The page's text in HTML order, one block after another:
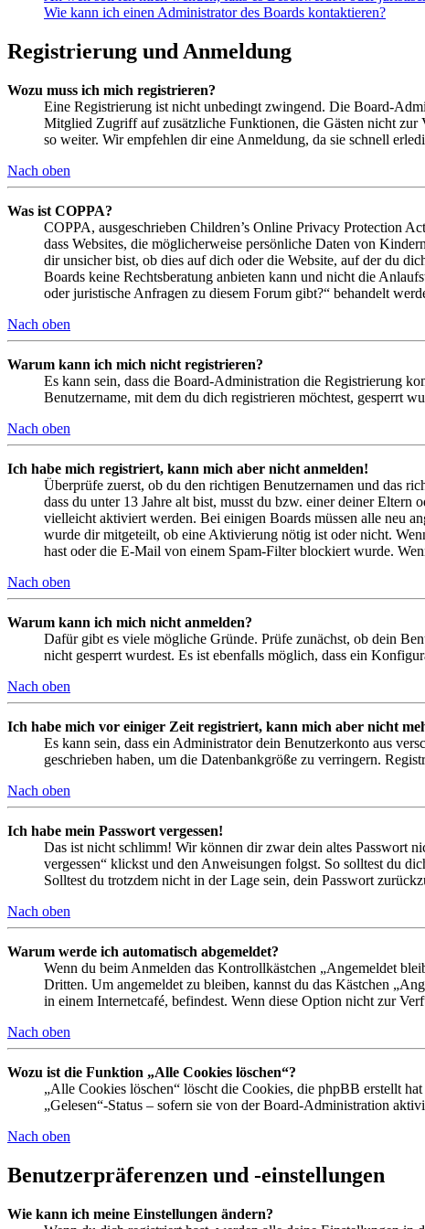
Wie kann ich einen Administrator des Boards kontaktieren?
Registrierung und Anmeldung
Wozu muss ich mich registrieren?
Eine Registrierung ist nicht unbedingt zwingend. Die Board-
Mitglied Zugriff auf zusätzliche Funktionen, die Gästen nicht zur
so weiter. Wir empfehlen dir eine Anmeldung, da sie schnell
Nach oben
Was ist COPPA?
COPPA, ausgeschrieben Children’s Online Privacy Protection
dass Websites, die möglicherweise persönliche Daten von
dir unsicher bist, ob dies auf dich oder die Website, auf der du
Boards keine Rechtsberatung anbieten kann und nicht die
oder juristische Anfragen zu diesem Forum gibt?“ behandelt
Nach oben
Warum kann ich mich nicht registrieren?
Es kann sein, dass die Board-Administration die Registrierung
Benutzername, mit dem du dich registrieren möchtest, gesperrt
Nach oben
Ich habe mich registriert, kann mich aber nicht anmelden!
Überprüfe zuerst, ob du den richtigen Benutzernamen und das
dass du unter 13 Jahre alt bist, musst du bzw. einer deiner
vielleicht aktiviert werden. Bei einigen Boards müssen alle neu
wurde dir mitgeteilt, ob eine Aktivierung nötig ist oder nicht.
hast oder die E-Mail von einem Spam-Filter blockiert wurde.
Nach oben
Warum kann ich mich nicht anmelden?
Dafür gibt es viele mögliche Gründe. Prüfe zunächst, ob dein
nicht gesperrt wurdest. Es ist ebenfalls möglich, dass ein
Nach oben
Ich habe mich vor einiger Zeit registriert, kann mich aber nicht
Es kann sein, dass ein Administrator dein Benutzerkonto aus
geschrieben haben, um die Datenbankgröße zu verringern.
Nach oben
Ich habe mein Passwort vergessen!
Das ist nicht schlimm! Wir können dir zwar dein altes Passwort
vergessen“ klickst und den Anweisungen folgst. So solltest du
Solltest du trotzdem nicht in der Lage sein, dein Passwort
Nach oben
Warum werde ich automatisch abgemeldet?
Wenn du beim Anmelden das Kontrollkästchen „Angemeldet
Dritten. Um angemeldet zu bleiben, kannst du das Kästchen
in einem Internetcafé, befindest. Wenn diese Option nicht zur
Nach oben
Wozu ist die Funktion „Alle Cookies löschen“?
„Alle Cookies löschen“ löscht die Cookies, die phpBB erstellt
„Gelesen“-Status – sofern sie von der Board-Administration
Nach oben
Benutzerpräferenzen und -einstellungen
Wie kann ich meine Einstellungen ändern?